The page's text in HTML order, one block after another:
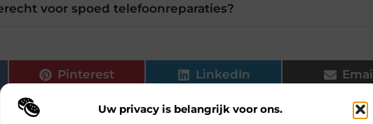
Uw privacy is belangrijk voor ons.
voor spoed telefoonreparaties?
Pinterest LinkedIn Email